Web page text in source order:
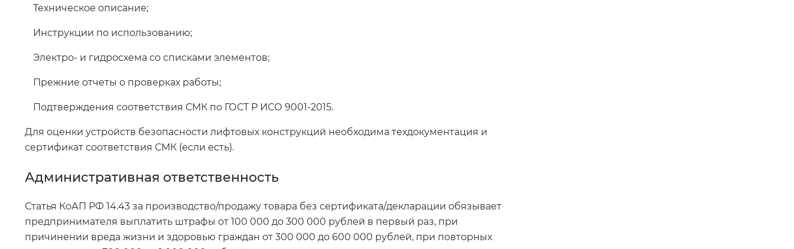
Техническое описание;
Инструкции по использованию;
Электро- и гидросхема со списками элементов;
Прежние отчеты о проверках работы;
Подтверждения соответствия СМК по ГОСТ Р ИСО 9001-2015.
Для оценки устройств безопасности лифтовых конструкций необходима техдокументация и
сертификат соответствия СМК (если есть).
Административная ответственность
Статья КоАП РФ 14.43 за производство/продажу товара без сертификата/декларации обязывает
предпринимателя выплатить штрафы от 100 000 до 300 000 рублей в первый раз, при
причинении вреда жизни и здоровью граждан от 300 000 до 600 000 рублей, при повторных